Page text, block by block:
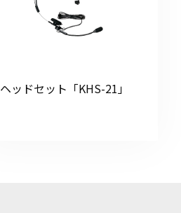
ヘッドセット「KHS-21」